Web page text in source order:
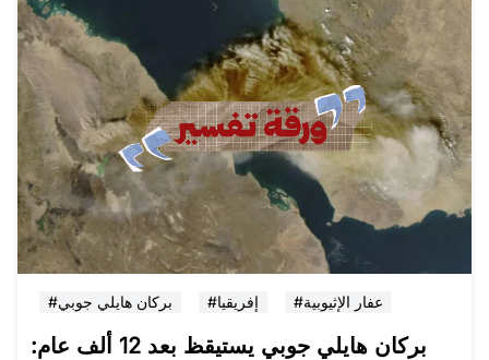
#بركان هايلي جوبي #إفريقيا #عفار الإثيوبية
بركان هايلي جوبي يستيقظ بعد 12 ألف عام: